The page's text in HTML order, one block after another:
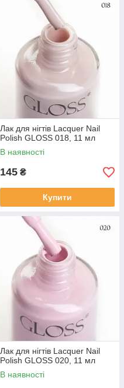
Лак для нігтів Lacquer Nail
Polish GLOSS 018, 11 мл
В наявності
145 ₴
Купити
Лак для нігтів Lacquer Nail
Polish GLOSS 020, 11 мл
В наявності